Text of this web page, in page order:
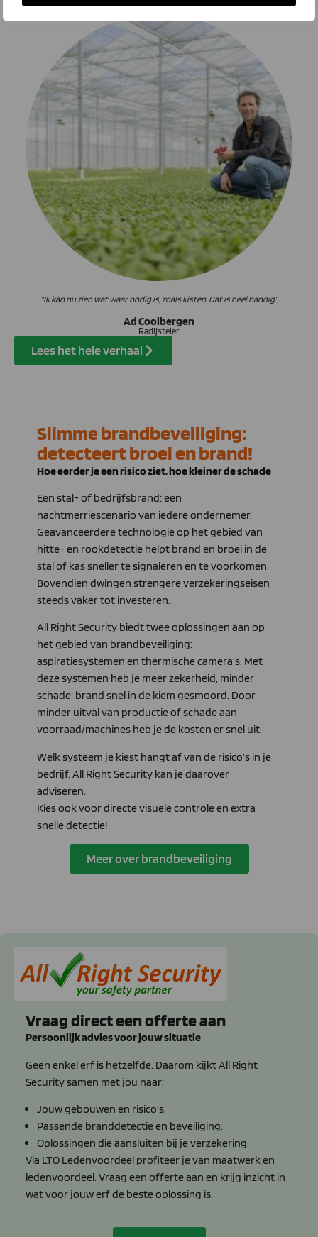
“Ik kan nu zien wat waar nodig is, zoals kisten. Dat is heel handig”
Ad Coolbergen
Radijsteler
Lees het hele verhaal
Slimme brandbeveiliging:
detecteert broei en brand!
Hoe eerder je een risico ziet, hoe kleiner de schade
Een stal- of bedrijfsbrand: een
nachtmerriescenario van iedere ondernemer.
Geavanceerdere technologie op het gebied van
hitte- en rookdetectie helpt brand en broei in de
stal of kas sneller te signaleren en te voorkomen.
Bovendien dwingen strengere verzekeringseisen
steeds vaker tot investeren.
All Right Security biedt twee oplossingen aan op
het gebied van brandbeveiliging:
aspiratiesystemen en thermische camera’s. Met
deze systemen heb je meer zekerheid, minder
schade: brand snel in de kiem gesmoord. Door
minder uitval van productie of schade aan
voorraad/machines heb je de kosten er snel uit.
Welk systeem je kiest hangt af van de risico’s in je
bedrijf. All Right Security kan je daarover
adviseren.
Kies ook voor directe visuele controle en extra
snelle detectie!
Meer over brandbeveiliging
Vraag direct een offerte aan
Persoonlijk advies voor jouw situatie
Geen enkel erf is hetzelfde. Daarom kijkt All Right
Security samen met jou naar:
Jouw gebouwen en risico’s.
Passende branddetectie en beveiliging.
Oplossingen die aansluiten bij je verzekering.
Via LTO Ledenvoordeel profiteer je van maatwerk en
ledenvoordeel. Vraag een offerte aan en krijg inzicht in
wat voor jouw erf de beste oplossing is.